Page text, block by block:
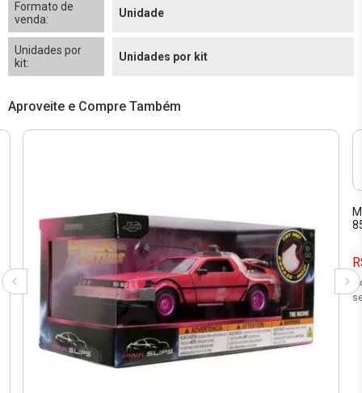
Formato de
venda:
Unidade
Unidades por
kit:
Unidades por kit
Aproveite e Compre Também